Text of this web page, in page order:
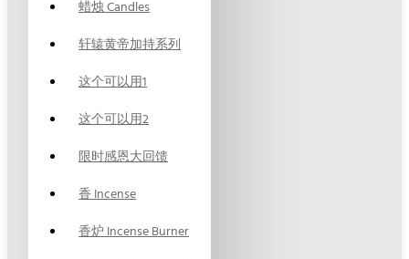
蜡烛 Candles
轩辕黄帝加持系列
这个可以用1
这个可以用2
限时感恩大回馈
香 Incense
香炉 Incense Burner